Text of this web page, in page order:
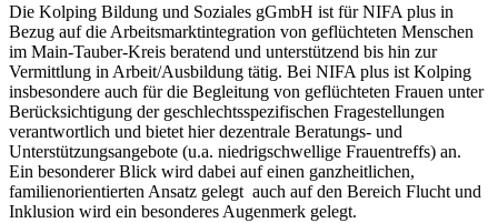
Die Kolping Bildung und Soziales gGmbH ist für NIFA plus in
Bezug auf die Arbeitsmarktintegration von geflüchteten Menschen
im Main-Tauber-Kreis beratend und unterstützend bis hin zur
Vermittlung in Arbeit/Ausbildung tätig. Bei NIFA plus ist Kolping
insbesondere auch für die Begleitung von geflüchteten Frauen unter
Berücksichtigung der geschlechtsspezifischen Fragestellungen
verantwortlich und bietet hier dezentrale Beratungs- und
Unterstützungsangebote (u.a. niedrigschwellige Frauentreffs) an.
Ein besonderer Blick wird dabei auf einen ganzheitlichen,
familienorientierten Ansatz gelegt auch auf den Bereich Flucht und
Inklusion wird ein besonderes Augenmerk gelegt.